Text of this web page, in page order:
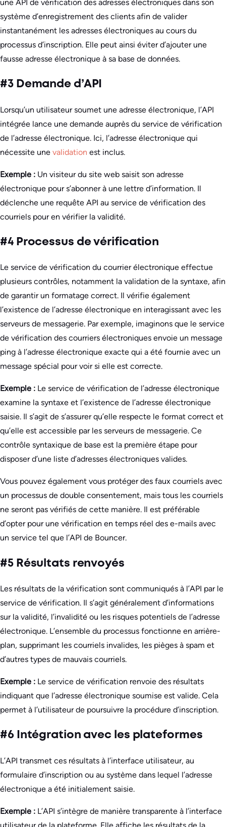
une API de vérification des adresses électroniques dans son
système d’enregistrement des clients afin de valider
instantanément les adresses électroniques au cours du
processus d’inscription. Elle peut ainsi éviter d’ajouter une
fausse adresse électronique à sa base de données.
#3 Demande d’API
Lorsqu’un utilisateur soumet une adresse électronique, l’API
intégrée lance une demande auprès du service de vérification
de l’adresse électronique. Ici, l’adresse électronique qui
nécessite une validation est inclus.
Exemple : Un visiteur du site web saisit son adresse
électronique pour s’abonner à une lettre d’information. Il
déclenche une requête API au service de vérification des
courriels pour en vérifier la validité.
#4 Processus de vérification
Le service de vérification du courrier électronique effectue
plusieurs contrôles, notamment la validation de la syntaxe, afin
de garantir un formatage correct. Il vérifie également
l’existence de l’adresse électronique en interagissant avec les
serveurs de messagerie. Par exemple, imaginons que le service
de vérification des courriers électroniques envoie un message
ping à l’adresse électronique exacte qui a été fournie avec un
message spécial pour voir si elle est correcte.
Exemple : Le service de vérification de l’adresse électronique
examine la syntaxe et l’existence de l’adresse électronique
saisie. Il s’agit de s’assurer qu’elle respecte le format correct et
qu’elle est accessible par les serveurs de messagerie. Ce
contrôle syntaxique de base est la première étape pour
disposer d’une liste d’adresses électroniques valides.
Vous pouvez également vous protéger des faux courriels avec
un processus de double consentement, mais tous les courriels
ne seront pas vérifiés de cette manière. Il est préférable
d’opter pour une vérification en temps réel des e-mails avec
un service tel que l’API de Bouncer.
#5 Résultats renvoyés
Les résultats de la vérification sont communiqués à l’API par le
service de vérification. Il s’agit généralement d’informations
sur la validité, l’invalidité ou les risques potentiels de l’adresse
électronique. L’ensemble du processus fonctionne en arrière-
plan, supprimant les courriels invalides, les pièges à spam et
d’autres types de mauvais courriels.
Exemple : Le service de vérification renvoie des résultats
indiquant que l’adresse électronique soumise est valide. Cela
permet à l’utilisateur de poursuivre la procédure d’inscription.
#6 Intégration avec les plateformes
L’API transmet ces résultats à l’interface utilisateur, au
formulaire d’inscription ou au système dans lequel l’adresse
électronique a été initialement saisie.
Exemple : L’API s’intègre de manière transparente à l’interface